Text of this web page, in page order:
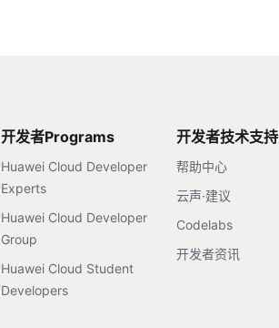
开发者Programs
Huawei Cloud Developer
Experts
Huawei Cloud Developer
Group
Huawei Cloud Student
Developers
开发者技术支持
帮助中心
云声·建议
Codelabs
开发者资讯